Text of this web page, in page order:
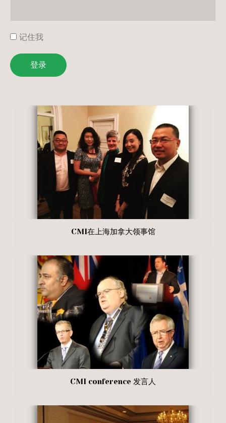
记住我
登录
CMI在上海加拿大领事馆
CMI conference 发言人